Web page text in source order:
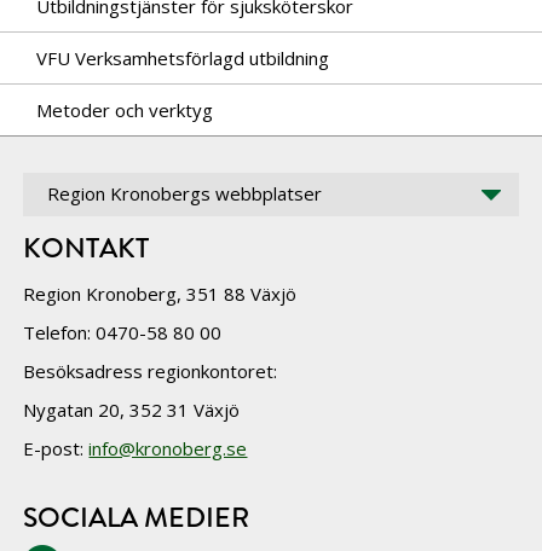
Utbildningstjänster för sjuksköterskor
VFU Verksamhetsförlagd utbildning
Metoder och verktyg
Region Kronobergs webbplatser
KONTAKT
Region Kronoberg, 351 88 Växjö
Telefon: 0470-58 80 00
Besöksadress regionkontoret:
Nygatan 20, 352 31 Växjö
E-post:info@kronoberg.se
SOCIALA MEDIER